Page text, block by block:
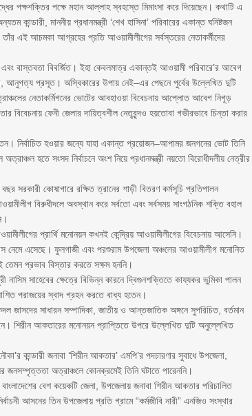
পক্ষশক্তির পক্ষে মহান আল্লাহ স্বহস্তে মিমাংসা করে দিয়েছেন। কথাটি এ
মাননীয় প্রধানমন্ত্রী ‘শেখ হাসিনা’ পরিবারের একান্ত ঘনিষ্টজন
এই আচমকা আগ্রহের প্রতি আওয়ামীলীগের সর্বস্তরের নেতাকর্মীদের
বাস্তবতা বিবর্জিত। ইহা কেবলমাত্র একান্তই আওয়ামী পরিবারে’র আবেগ
আনুগত্য প্রসূত। অস্বিকারের উপায় নেই–এর পেছনে পুর্বের উল্লেখিত দুটি
নেতাকর্মিগনের ভোটের আবহাওয়া বিবেচনায় আপ্লোত আবেগ নিগূড়
বিবেচনায় ফেনী জেলার দায়িত্বশীল নেতৃবৃন্দও হয়তোবা গভীরভাবে চিন্তা করার
নির্বাচিত হওয়ার জন্যে যাহা একান্ত প্রয়োজন–আপামর জনগনের ভোট তিনি
অত্রাঞ্চল হতে সংসদ নির্বাচনে অংশ নিয়ে প্রধানমন্ত্রী নয়তো বিরোধীদলীয় নেত্রীর
সরকারী কোষাগারে রক্ষিত ত্রানের শাড়ী বিতরণ কর্মসূচি প্রতিপালন
বিরুধীদলে অবস্থান করে সর্বতো এবং সর্বসময় সাংগঠনিক শক্তি বহাল
প্রার্থি মনোনয়ন কখনই কেন্দ্রিয় আওয়ামীলীগের বিবেচনায় আসেনি।
নেমে এসেছে। ফুলগাজী এবং পরশুরাম উপজেলা অঞ্চলের আওয়ামীলীগ মনোনিত
তেমন প্রভাব বিস্তার করতে সক্ষম হননি।
সাহেবের ক্ষেত্রে বিভিন্ন কারনে দ্বিগুনশক্তিতে কায্যকর ভুমিকা পালন
পরাজয়ের স্বাদ গ্রহন করতে বাধ্য হতেন।
জাসদের সাধারন সম্পাদিকা, জাতীয় ও আন্তজাতিক অঙ্গনে সুপরিচিত, বর্তমান
শিরীন আকতারের মনোনয়ন প্রাপ্তিতে উপরে উল্লেখিত দুটি অনুল্লেখিত
কান্ডারী জনাবা ‘শিরীন আকতার’ এমপি’র পদচারণার সুবাধে উপজেলা,
জনসম্পৃত্ততা অত্রাঞ্চলে কোনক্রমেই তিনি ঘটাতে পারেননি।
বেশ কয়েকটি জেলা, উপজেলায় জনাবা শিরীন আকতার পরিচালিত
আসনের তিন উপজেলায় প্রতি গ্রামে “কর্মজীবি নারী” এনজিও সংস্থার